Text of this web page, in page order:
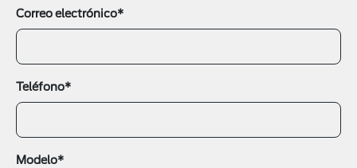
Correo electrónico*
Teléfono*
Modelo*